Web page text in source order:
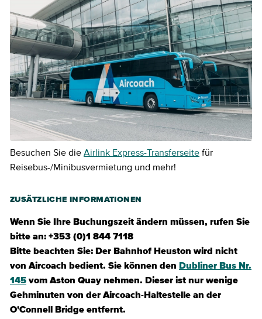
Besuchen Sie die Airlink Express-Transferseite für
Reisebus-/Minibusvermietung und mehr!
ZUSÄTZLICHE INFORMATIONEN
Wenn Sie Ihre Buchungszeit ändern müssen, rufen Sie
bitte an: +353 (0)1 844 7118
Bitte beachten Sie: Der Bahnhof Heuston wird nicht
von Aircoach bedient. Sie können den Dubliner Bus Nr.
145 vom Aston Quay nehmen. Dieser ist nur wenige
Gehminuten von der Aircoach-Haltestelle an der
O'Connell Bridge entfernt.